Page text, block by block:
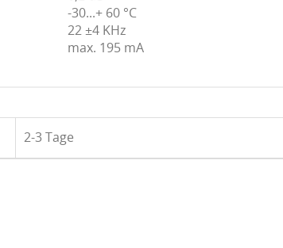
-30...+ 60 °C
22 ±4 KHz
max. 195 mA
2-3 Tage